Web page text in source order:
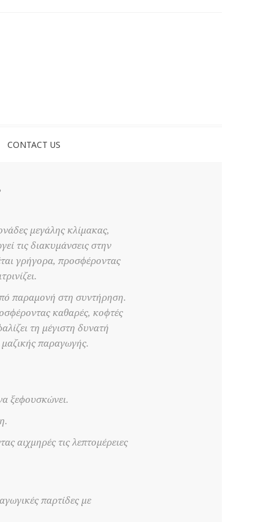
CONTACT US
μεγάλης κλίμακας,
τις διακυμάνσεις στην
γρήγορα, προσφέροντας
παραμονή στη συντήρηση.
καθαρές, κοφτές
τη μέγιστη δυνατή
μαζικής παραγωγής.
ξεφουσκώνει.
αιχμηρές τις λεπτομέρειες
παρτίδες με